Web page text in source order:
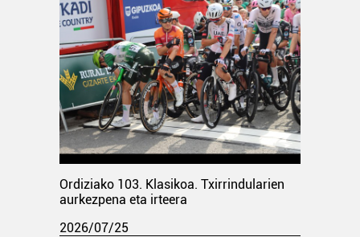
Ordiziako 103. Klasikoa. Txirrindularien
aurkezpena eta irteera
2026/07/25